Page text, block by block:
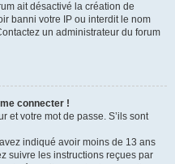
ait désactivé la création de
banni votre IP ou interdit le nom
un administrateur du forum
connecter !
et votre mot de passe. S’ils sont
indiqué avoir moins de 13 ans
suivre les instructions reçues par